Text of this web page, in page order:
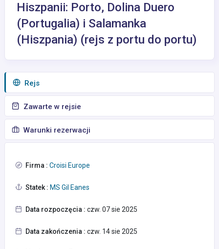
Hiszpanii: Porto, Dolina Duero
(Portugalia) i Salamanka
(Hiszpania) (rejs z portu do portu)
Rejs
Zawarte w rejsie
Warunki rezerwacji
Firma : Croisi Europe
Statek : MS Gil Eanes
Data rozpoczęcia : czw. 07 sie 2025
Data zakończenia : czw. 14 sie 2025